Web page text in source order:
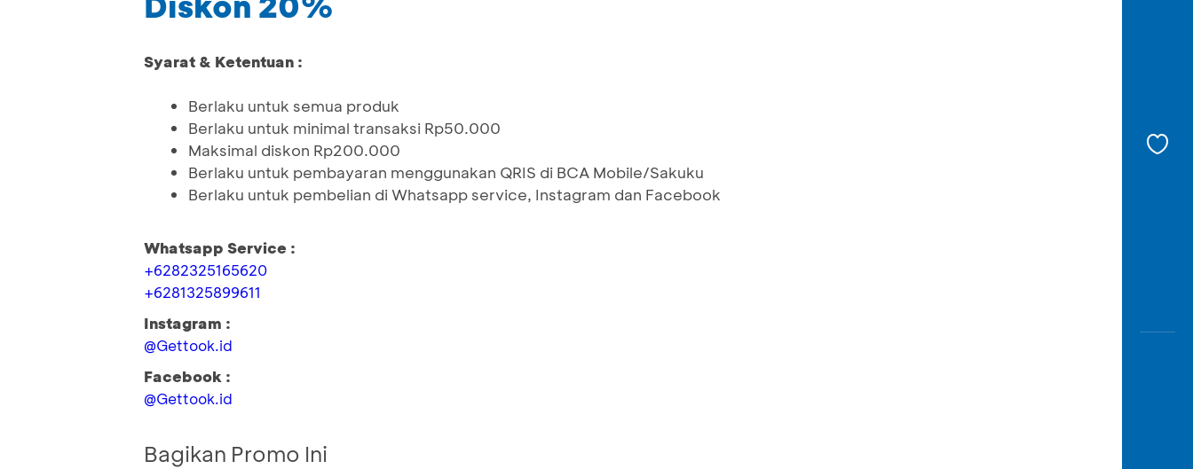
Syarat & Ketentuan :
Berlaku untuk semua produk
Berlaku untuk minimal transaksi Rp50.000
Maksimal diskon Rp200.000
Berlaku untuk pembayaran menggunakan QRIS di BCA Mobile/Sakuku
Berlaku untuk pembelian di Whatsapp service, Instagram dan Facebook
Whatsapp Service :
+6282325165620
+6281325899611
Instagram :
@Gettook.id
Facebook :
@Gettook.id
Bagikan Promo Ini